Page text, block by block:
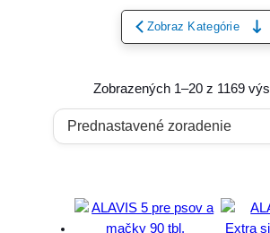
a
r
Zobraz Kategórie
Zobrazených 1–20 z 1169